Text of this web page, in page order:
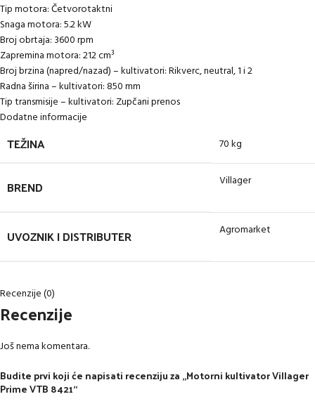
Tip motora: Četvorotaktni
Snaga motora: 5.2 kW
Broj obrtaja: 3600 rpm
Zapremina motora: 212 cm³
Broj brzina (napred/nazad) – kultivatori: Rikverc, neutral, 1 i 2
Radna širina – kultivatori: 850 mm
Tip transmisije – kultivatori: Zupčani prenos
Dodatne informacije
TEŽINA 70 kg
BREND Villager
UVOZNIK I DISTRIBUTER Agromarket
Recenzije (0)
Recenzije
Još nema komentara.
Budite prvi koji će napisati recenziju za „Motorni kultivator Villager
Prime VTB 8421“